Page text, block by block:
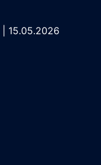
15.05.2026